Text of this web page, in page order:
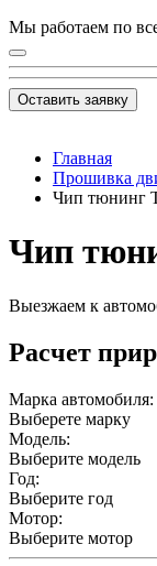
Мы работаем по
Оставить заявку
Главная
Прошивка
Чип тюнинг
Чип
Выезжаем к
Расчет
Марка автомобиля:
Выберете марку
Модель:
Выберите модель
Год:
Выберите год
Мотор:
Выберите мотор